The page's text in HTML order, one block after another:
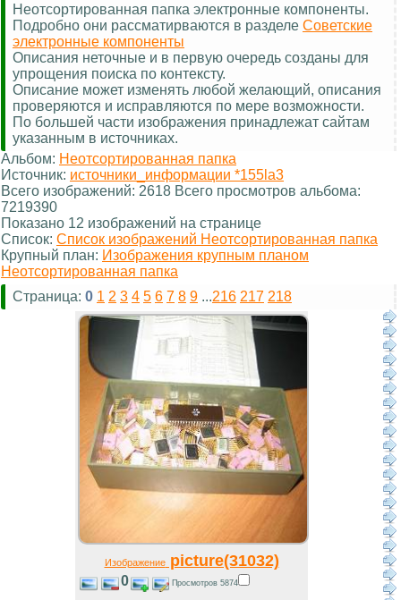
Неотсортированная папка электронные компоненты.
Подробно они рассматирваются в разделе Советские
электронные компоненты
Описания неточные и в первую очередь созданы для
упрощения поиска по контексту.
Описание может изменять любой желающий, описания
проверяются и исправляются по мере возможности.
По большей части изображения принадлежат сайтам
указанным в источниках.
Альбом: Неотсортированная папка
Источник: источники_информации *155la3
Всего изображений: 2618 Всего просмотров альбома:
7219390
Показано 12 изображений на странице
Список: Список изображений Неотсортированная папка
Крупный план: Изображения крупным планом
Неотсортированная папка
Страница: 0 1 2 3 4 5 6 7 8 9 ...216 217 218
Изображениеpicture(31032)
0 Просмотров 5874